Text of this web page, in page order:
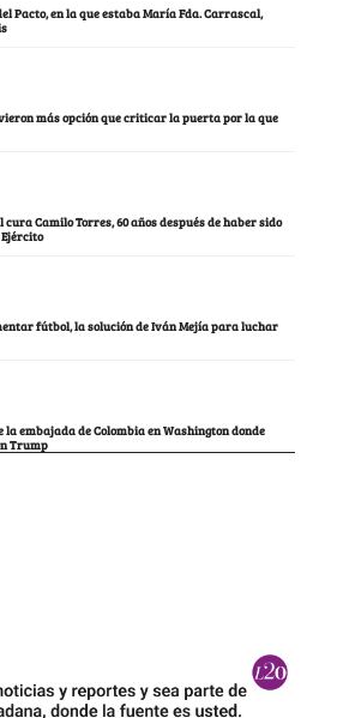
Pacto, en la que estaba María Fda. Carrascal,
más opción que criticar la puerta por la que
Camilo Torres, 60 años después de haber sido
fútbol, la solución de Iván Mejía para luchar
la embajada de Colombia en Washington donde
Trump